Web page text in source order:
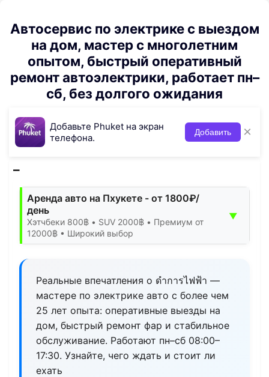
Автосервис по электрике с выездом
на дом, мастер с многолетним
опытом, быстрый оперативный
ремонт автоэлектрики, работает пн–
сб, без долгого ожидания
Добавьте Phuket на экран
телефона.
Добавить ×
Аренда авто на Пхукете - от 1800₽/
день
Хэтчбеки 800฿ • SUV 2000฿ • Премиум от
12000฿ • Широкий выбор
▼
Реальные впечатления о ดำการไฟฟ้า —
мастере по электрике авто с более чем
25 лет опыта: оперативные выезды на
дом, быстрый ремонт фар и стабильное
обслуживание. Работают пн–сб 08:00–
17:30. Узнайте, чего ждать и стоит ли
ехать